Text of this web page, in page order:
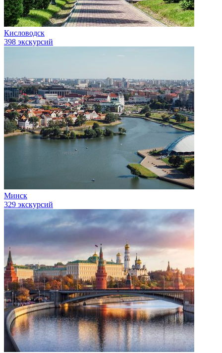
Кисловодск
398 экскурсий
Минск
329 экскурсий